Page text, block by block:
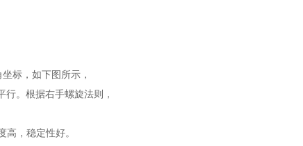
标，如下图所示，
。根据右手螺旋法则，
，稳定性好。